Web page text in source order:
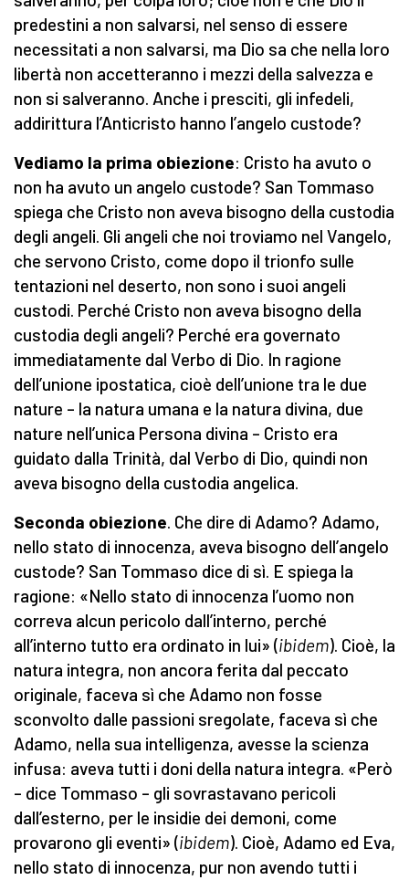
predestini a non salvarsi, nel senso di essere
necessitati a non salvarsi, ma Dio sa che nella loro
libertà non accetteranno i mezzi della salvezza e
non si salveranno. Anche i presciti, gli infedeli,
addirittura l’Anticristo hanno l’angelo custode?
Vediamo la prima obiezione: Cristo ha avuto o
non ha avuto un angelo custode? San Tommaso
spiega che Cristo non aveva bisogno della custodia
degli angeli. Gli angeli che noi troviamo nel Vangelo,
che servono Cristo, come dopo il trionfo sulle
tentazioni nel deserto, non sono i suoi angeli
custodi. Perché Cristo non aveva bisogno della
custodia degli angeli? Perché era governato
immediatamente dal Verbo di Dio. In ragione
dell’unione ipostatica, cioè dell’unione tra le due
nature – la natura umana e la natura divina, due
nature nell’unica Persona divina – Cristo era
guidato dalla Trinità, dal Verbo di Dio, quindi non
aveva bisogno della custodia angelica.
Seconda obiezione. Che dire di Adamo? Adamo,
nello stato di innocenza, aveva bisogno dell’angelo
custode? San Tommaso dice di sì. E spiega la
ragione: «Nello stato di innocenza l’uomo non
correva alcun pericolo dall’interno, perché
all’interno tutto era ordinato in lui» (ibidem). Cioè, la
natura integra, non ancora ferita dal peccato
originale, faceva sì che Adamo non fosse
sconvolto dalle passioni sregolate, faceva sì che
Adamo, nella sua intelligenza, avesse la scienza
infusa: aveva tutti i doni della natura integra. «Però
– dice Tommaso – gli sovrastavano pericoli
dall’esterno, per le insidie dei demoni, come
provarono gli eventi» (ibidem). Cioè, Adamo ed Eva,
nello stato di innocenza, pur non avendo tutti i